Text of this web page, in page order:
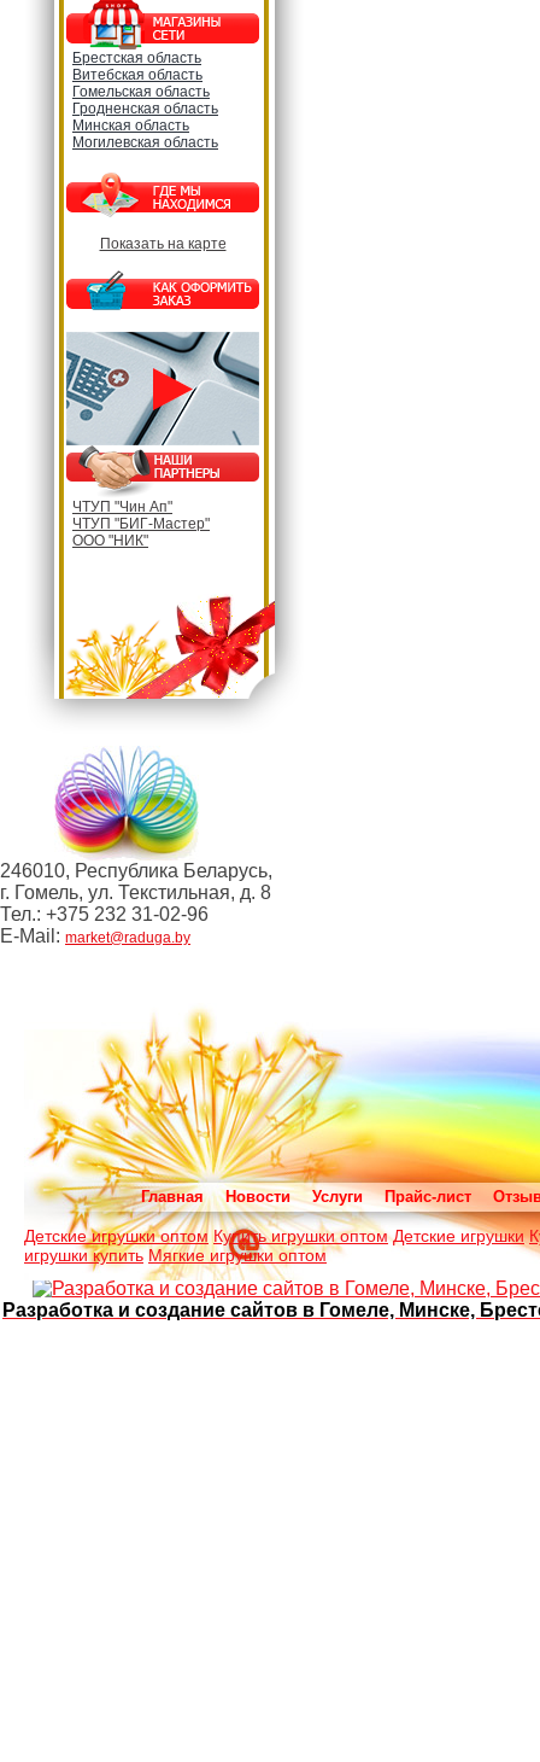
Брестская область
Витебская область
Гомельская область
Гродненская область
Минская область
Могилевская область
Показать на карте
ЧТУП "Чин Ап"
ЧТУП "БИГ-Мастер"
ООО "НИК"
246010, Республика Беларусь,
г. Гомель, ул. Текстильная, д. 8
Тел.: +375 232 31-02-96
E-Mail: market@raduga.by
Главная Новости Услуги Прайс-лист
Детские игрушки оптом Купить игрушки оптом Детские игрушки
игрушки купить Мягкие игрушки оптом
Разработка и создание сайтов в Гомеле, Минске,